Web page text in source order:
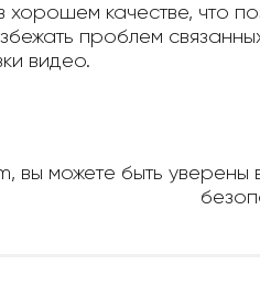
хорошем качестве, что
проблем
видео.
вы можете быть уверены